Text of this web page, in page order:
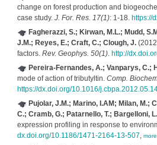
change on forest production and
case study. J. For. Res. 17(1): 1-18. https://
Fagherazzi, S.; Kirwan, M.L.; Mudd,
J.M.; Reyes, E.; Craft, C.; Clough, J.
factors. Rev. Geophys. 50(1). http://
Pereira-Fernandes, A.; Vanparys, C.;
mode of action of tributyltin. Comp.
https://dx.doi.org/10.1016/
Pujolar, J.M.; Marino, I.AM; Milan, M.;
C.; Cramb, G.; Patarnello, T.; Bargelloni,
expression profiling in response to
dx.doi.org/10.1186/1471-2164-13-507, more